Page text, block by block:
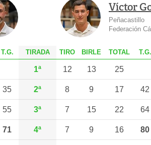
Víctor
Peñacastillo
Federación
T.G. TIRADA T IRO B IRLE TOTAL T.G.
1ª 12 13 25
35 2ª 8 9 17 42
55 3ª 7 15 22 64
71 4ª 7 9 16 80